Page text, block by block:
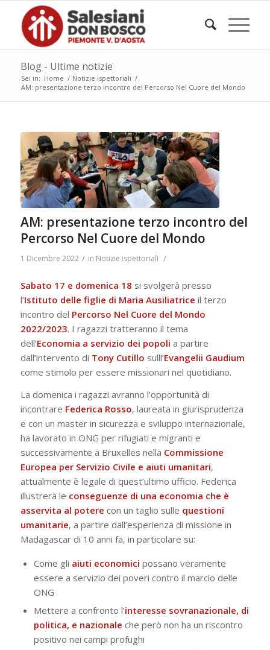
Blog - Ultime notizie
Sei in: Home / Notizie ispettoriali /
AM: presentazione terzo incontro del Percorso Nel Cuore del Mondo
AM: presentazione terzo incontro del
Percorso Nel Cuore del Mondo
1 Dicembre 2022 / in Notizie ispettoriali /
Sabato 17 e domenica 18 si svolgerà presso
l’Istituto delle figlie di Maria Ausiliatrice il terzo
incontro del Percorso Nel Cuore del Mondo
2022/2023. I ragazzi tratteranno il tema
dell’Economia a servizio dei popoli a partire
dall’intervento di Tony Cutillo sulll’Evangelii Gaudium
come stimolo per essere missionari nel quotidiano.
La domenica i ragazzi avranno l’opportunità di
incontrare Federica Rosso, laureata in giurisprudenza
e con un master in sicurezza e sviluppo internazionale,
ha lavorato in ONG per rifugiati e migranti e
successivamente a Bruxelles nella Commissione
Europea per Servizio Civile e aiuti umanitari,
attualmente è legale di quest’ultimo ufficio. Federica
illustrerà le conseguenze di una economia che è
asservita al potere con un taglio sulle questioni
umanitarie, a partire dall’esperienza di missione in
Madagascar di 10 anni fa, in particolare su:
Come gli aiuti economici possano veramente
essere a servizio dei poveri contro il marcio delle
ONG
Mettere a confronto l’interesse sovranazionale, di
politica, e nazionale che però non ha un riscontro
positivo nei campi profughi